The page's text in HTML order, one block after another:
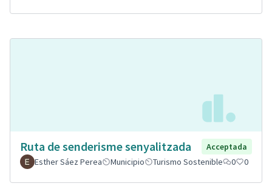
Ruta de senderisme senyalitzada
Acceptada
Esther Sáez Perea
Municipio Turismo Sostenible 0 0